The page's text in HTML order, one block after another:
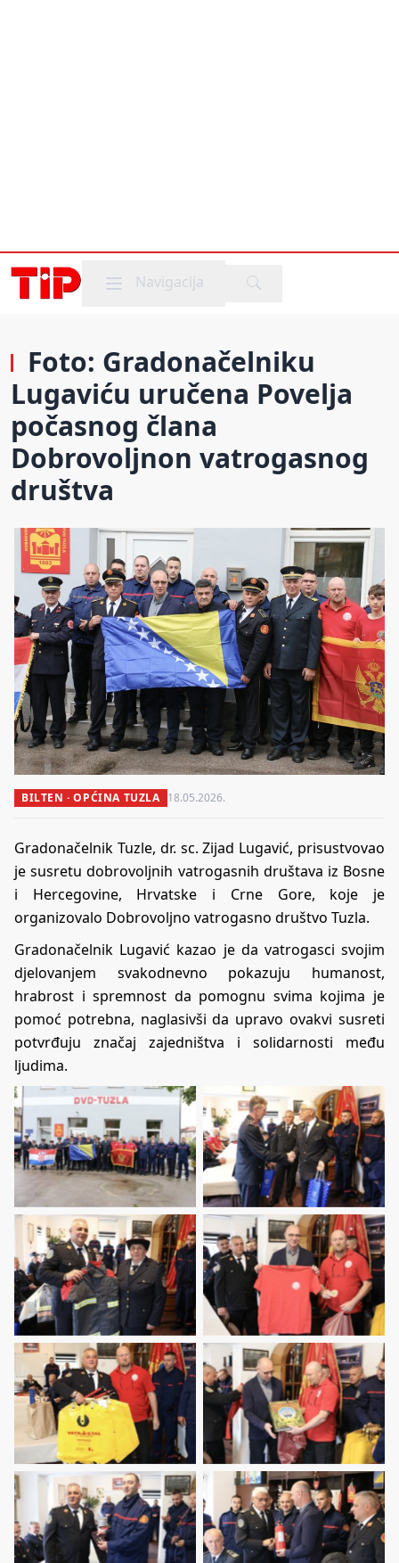
Mobile menu
Navigacija
Foto: Gradonačelniku
Lugaviću uručena Povelja
počasnog člana
Dobrovoljnon vatrogasnog
društva
BILTEN · OPĆINA TUZLA 18.05.2026.
Gradonačelnik Tuzle, dr. sc. Zijad Lugavić, prisustvovao
je susretu dobrovoljnih vatrogasnih društava iz Bosne
i Hercegovine, Hrvatske i Crne Gore, koje je
organizovalo Dobrovoljno vatrogasno društvo Tuzla.
Gradonačelnik Lugavić kazao je da vatrogasci svojim
djelovanjem svakodnevno pokazuju humanost,
hrabrost i spremnost da pomognu svima kojima je
pomoć potrebna, naglasivši da upravo ovakvi susreti
potvrđuju značaj zajedništva i solidarnosti među
ljudima.